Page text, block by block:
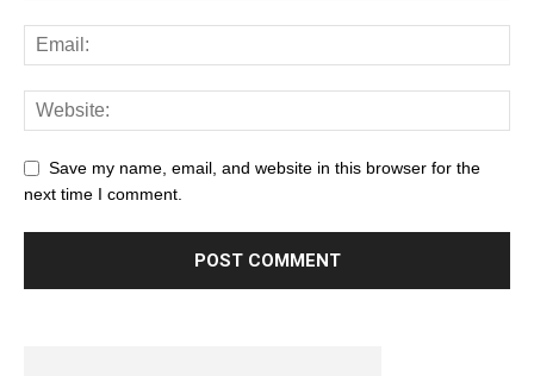
Save my name, email, and website in this browser for the
next time I comment.